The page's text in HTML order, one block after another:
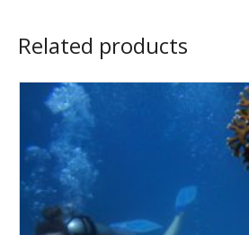
Related products